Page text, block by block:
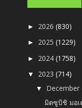
► 2026(830)
► 2025(1229)
► 2024(1758)
▼ 2023(714)
▼ December
มิตซูบิชิ มอเ